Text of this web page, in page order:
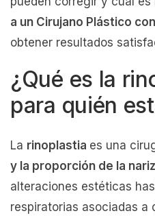
a un Cirujano Plástico
obtener resultados
¿Qué es la
para quién
La rinoplastia es una
y la proporción de la nariz
alteraciones estéticas
respiratorias asociadas a